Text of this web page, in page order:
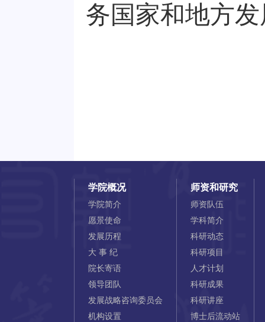
务国家和地方
学院概况
学院简介
愿景使命
发展历程
大 事 纪
院长寄语
领导团队
发展战略咨询委员会
机构设置
师资和研究
师资队伍
学科简介
科研动态
科研项目
人才计划
科研成果
科研讲座
博士后流动站